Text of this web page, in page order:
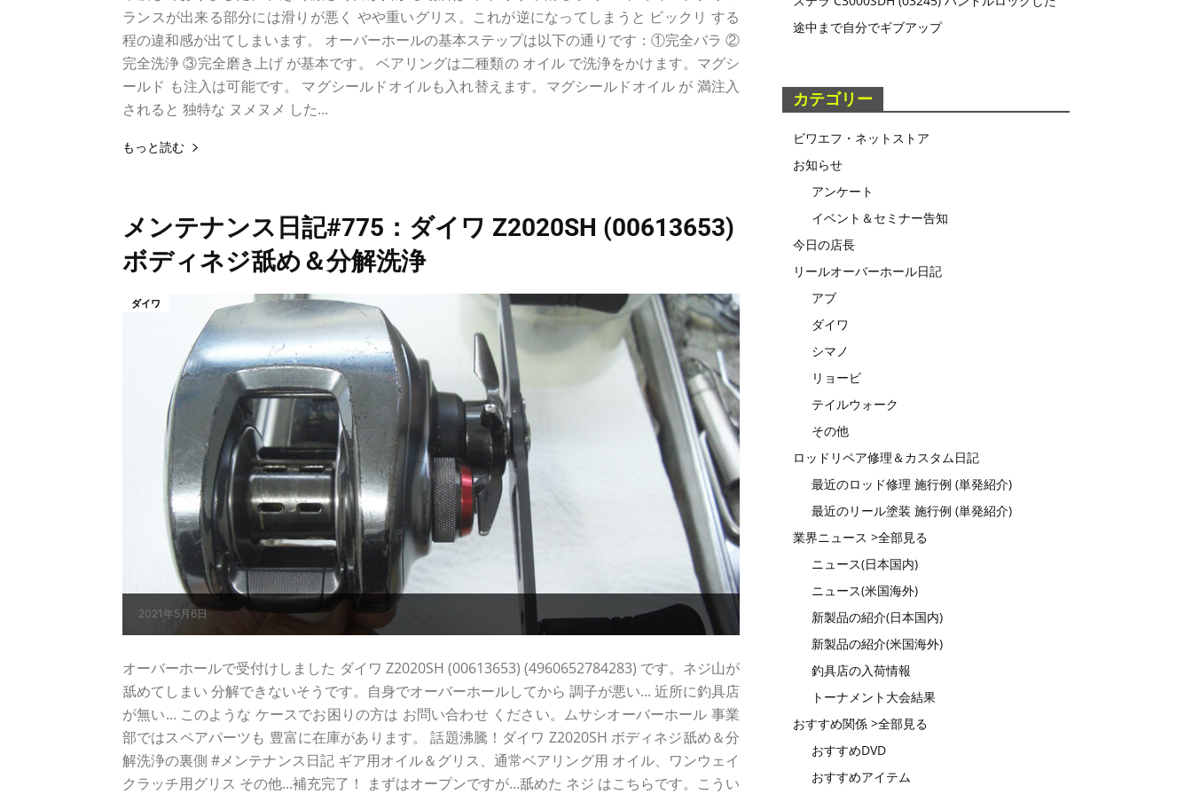
ランスが出来る部分には滑りが悪く やや重いグリス。これが逆になってしまうと ビックリ する
程の違和感が出てしまいます。 オーバーホールの基本ステップは以下の通りです：①完全バラ ②
完全洗浄 ③完全磨き上げ が基本です。 ベアリングは二種類の オイル で洗浄をかけます。マグシ
ールド も注入は可能です。 マグシールドオイルも入れ替えます。マグシールドオイル が 満注入
されると 独特な ヌメヌメ した...
もっと読む
メンテナンス日記#775：ダイワ Z2020SH (00613653)
ボディネジ舐め＆分解洗浄
2021年5月6日
ダイワ
オーバーホールで受付けしました ダイワ Z2020SH (00613653) (4960652784283) です。ネジ山が
舐めてしまい 分解できないそうです。自身でオーバーホールしてから 調子が悪い... 近所に釣具店
が無い... このような ケースでお困りの方は お問い合わせ ください。ムサシオーバーホール 事業
部ではスペアパーツも 豊富に在庫があります。 話題沸騰！ダイワ Z2020SH ボディネジ舐め＆分
解洗浄の裏側 #メンテナンス日記 ギア用オイル＆グリス、通常ベアリング用 オイル、ワンウェイ
クラッチ用グリス その他...補充完了！ まずはオープンですが...舐めた ネジ はこちらです。こうい
途中まで自分でギブアップ
カテゴリー
ビワエフ・ネットストア
お知らせ
アンケート
イベント＆セミナー告知
今日の店長
リールオーバーホール日記
アブ
ダイワ
シマノ
リョービ
テイルウォーク
その他
ロッドリペア修理＆カスタム日記
最近のロッド修理 施行例 (単発紹介)
最近のリール塗装 施行例 (単発紹介)
業界ニュース >全部見る
ニュース(日本国内)
ニュース(米国海外)
新製品の紹介(日本国内)
新製品の紹介(米国海外)
釣具店の入荷情報
トーナメント大会結果
おすすめ関係 >全部見る
おすすめDVD
おすすめアイテム